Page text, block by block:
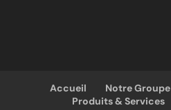
Accueil Notre Groupe
Produits & Services